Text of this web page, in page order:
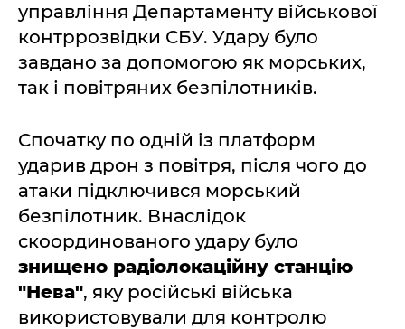
управління Департаменту військової
контррозвідки СБУ. Удару було
завдано за допомогою як морських,
так і повітряних безпілотників.
Спочатку по одній із платформ
ударив дрон з повітря, після чого до
атаки підключився морський
безпілотник. Внаслідок
скоординованого удару було
знищено радіолокаційну станцію
"Нева", яку російські війська
використовували для контролю